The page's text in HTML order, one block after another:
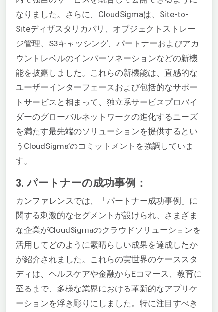
なりました。さらに、CloudSigmaは、Site-to-
Siteディザスタリカバリ、オブジェクトストレー
ジ管理、S3キャッシング、パートナーおよびアカ
ウントレベルのインパーソネーションなどの新機
能を披露しました。これらの新機能は、直感的な
ユーザーインターフェースおよび包括的なサポー
トサービスと相まって、独立系サービスプロバイ
ダーのグローバルネットワークの進化するニーズ
を満たす最先端のソリューションを提供するとい
うCloudSigma’のコミットメントを強調していま
す。
3. パートナーの成功事例：
カンファレンスでは、「パートナー成功事例」に
関する刺激的なセグメントが設けられ、さまざま
な企業がCloudSigmaのクラウドソリューションを
活用してどのように素晴らしい成果を達成したか
が紹介されました。これらの実世界のケーススタ
ディは、ヘルスケアや金融からEコマース、教育に
至るまで、多様な業界における革新的なアプリケ
ーションを浮き彫りにしました。特に注目すべき